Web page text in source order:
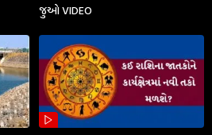
જુઓ VIDEO